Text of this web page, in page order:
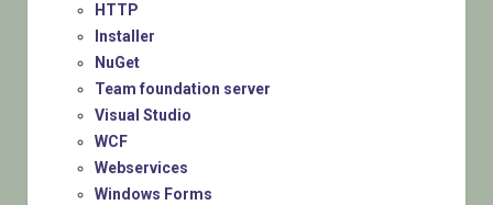
HTTP
Installer
NuGet
Team foundation server
Visual Studio
WCF
Webservices
Windows Forms